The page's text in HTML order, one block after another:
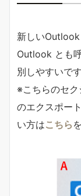
新しい
Outlook とも
別しやすいです
※こちらのセ
のエクスポー
い方はこちら